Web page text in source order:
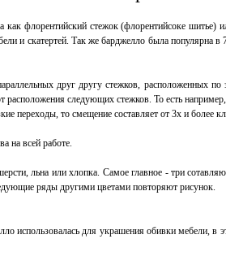
как флорентийский стежок (флорентийсоке
и скатертей. Так же барджелло была популярна
друг другу стежков, расположенных
расположения следующих стежков. То есть
переходы, то смещение составляет от 3х и более
на всей работе.
льна или хлопка. Самое главное - три
ряды другими цветами повторяют рисунок.
использовалась для украшения обивки мебели,